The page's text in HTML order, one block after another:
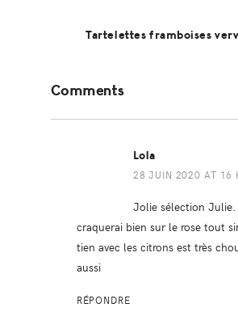
Tartelettes framboises
Interactions
Comments
Lola
28 JUIN 2020 AT 16
Jolie sélection
craquerai bien sur le rose tout
tien avec les citrons est très
aussi
RÉPONDRE